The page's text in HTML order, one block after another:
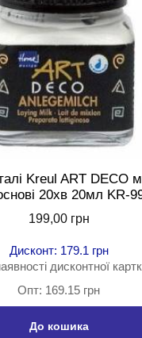
Kreul ART DECO
20хв 20мл KR-
199,00 грн
Дисконт: 179.1 грн
дисконтної
Опт: 169.15 грн
До кошика